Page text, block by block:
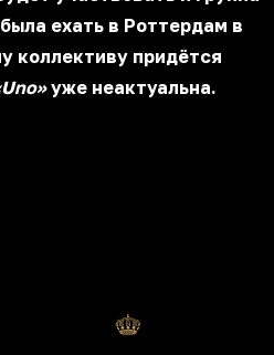
ехать в Роттердам в
коллективу придётся
уже неактуальна.